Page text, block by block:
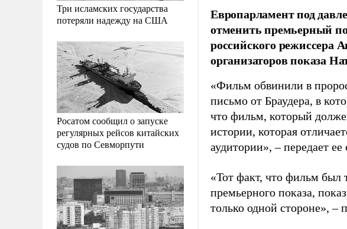
Три исламских государства
потеряли надежду на США
Росатом сообщил о запуске
регулярных рейсов китайских
судов по Севморпути
Европарламент под
отменить премьерный
российского режиссера
организаторов показа
«Фильм обвинили в
письмо от Браудера, в
что фильм, который
истории, которая
аудитории», – передает ее
«Тот факт, что фильм был
премьерного показа,
только одной стороне», –